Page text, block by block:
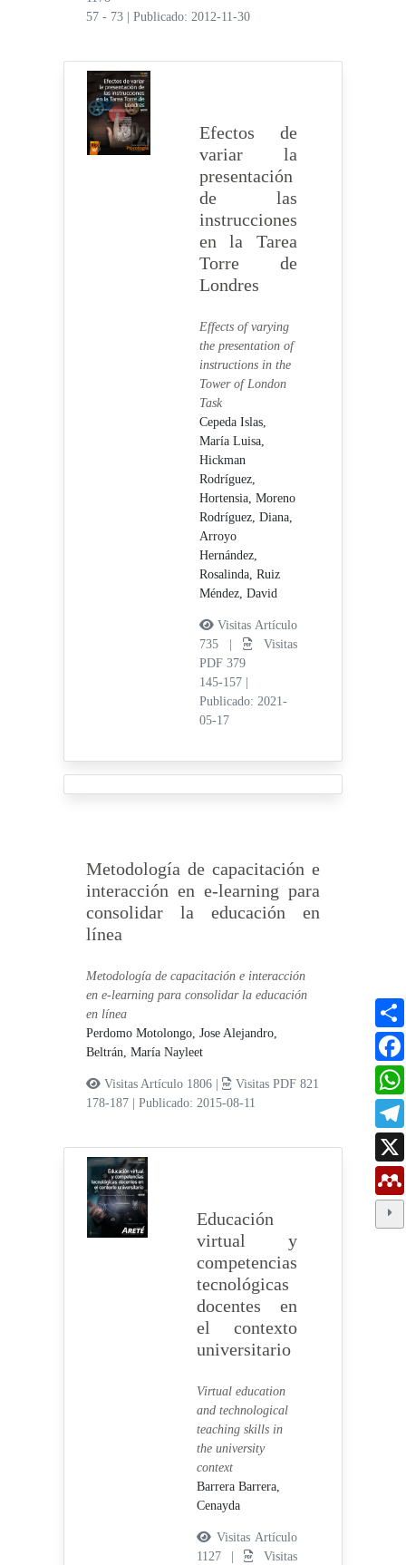
57 - 73
|Publicado: 2012-11-30
Efectos de
variar la
presentación
de las
instrucciones
en la Tarea
Torre de
Londres
Effects of varying
the presentation of
instructions in the
Tower of London
Task
Cepeda Islas,
María Luisa,
Hickman
Rodríguez,
Hortensia, Moreno
Rodríguez, Diana,
Arroyo
Hernández,
Rosalinda, Ruiz
Méndez, David
Visitas Artículo
735 |
Visitas
PDF 379
145-157
Publicado: 2021-
05-17
Metodología de capacitación e
interacción en e-learning para
consolidar la educación en
línea
Metodología de capacitación e interacción
en e-learning para consolidar la educación
en línea
Perdomo Motolongo, Jose Alejandro,
Beltrán, María Nayleet
Visitas Artículo 1806 |
Visitas PDF 821
178-187
|Publicado: 2015-08-11
Educación
virtual y
competencias
tecnológicas
docentes en
el contexto
universitario
Virtual education
and technological
teaching skills in
the university
context
Barrera Barrera,
Cenayda
Visitas Artículo
1127 |
Visitas